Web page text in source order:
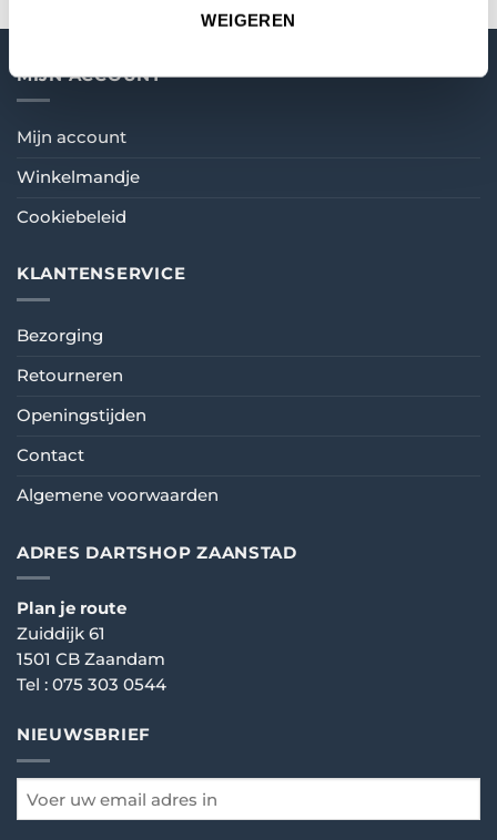
WEIGEREN
MIJN ACCOUNT
Mijn account
Winkelmandje
Cookiebeleid
KLANTENSERVICE
Bezorging
Retourneren
Openingstijden
Contact
Algemene voorwaarden
ADRES DARTSHOP ZAANSTAD
Plan je route
Zuiddijk 61
1501 CB Zaandam
Tel : 075 303 0544
NIEUWSBRIEF
email
*